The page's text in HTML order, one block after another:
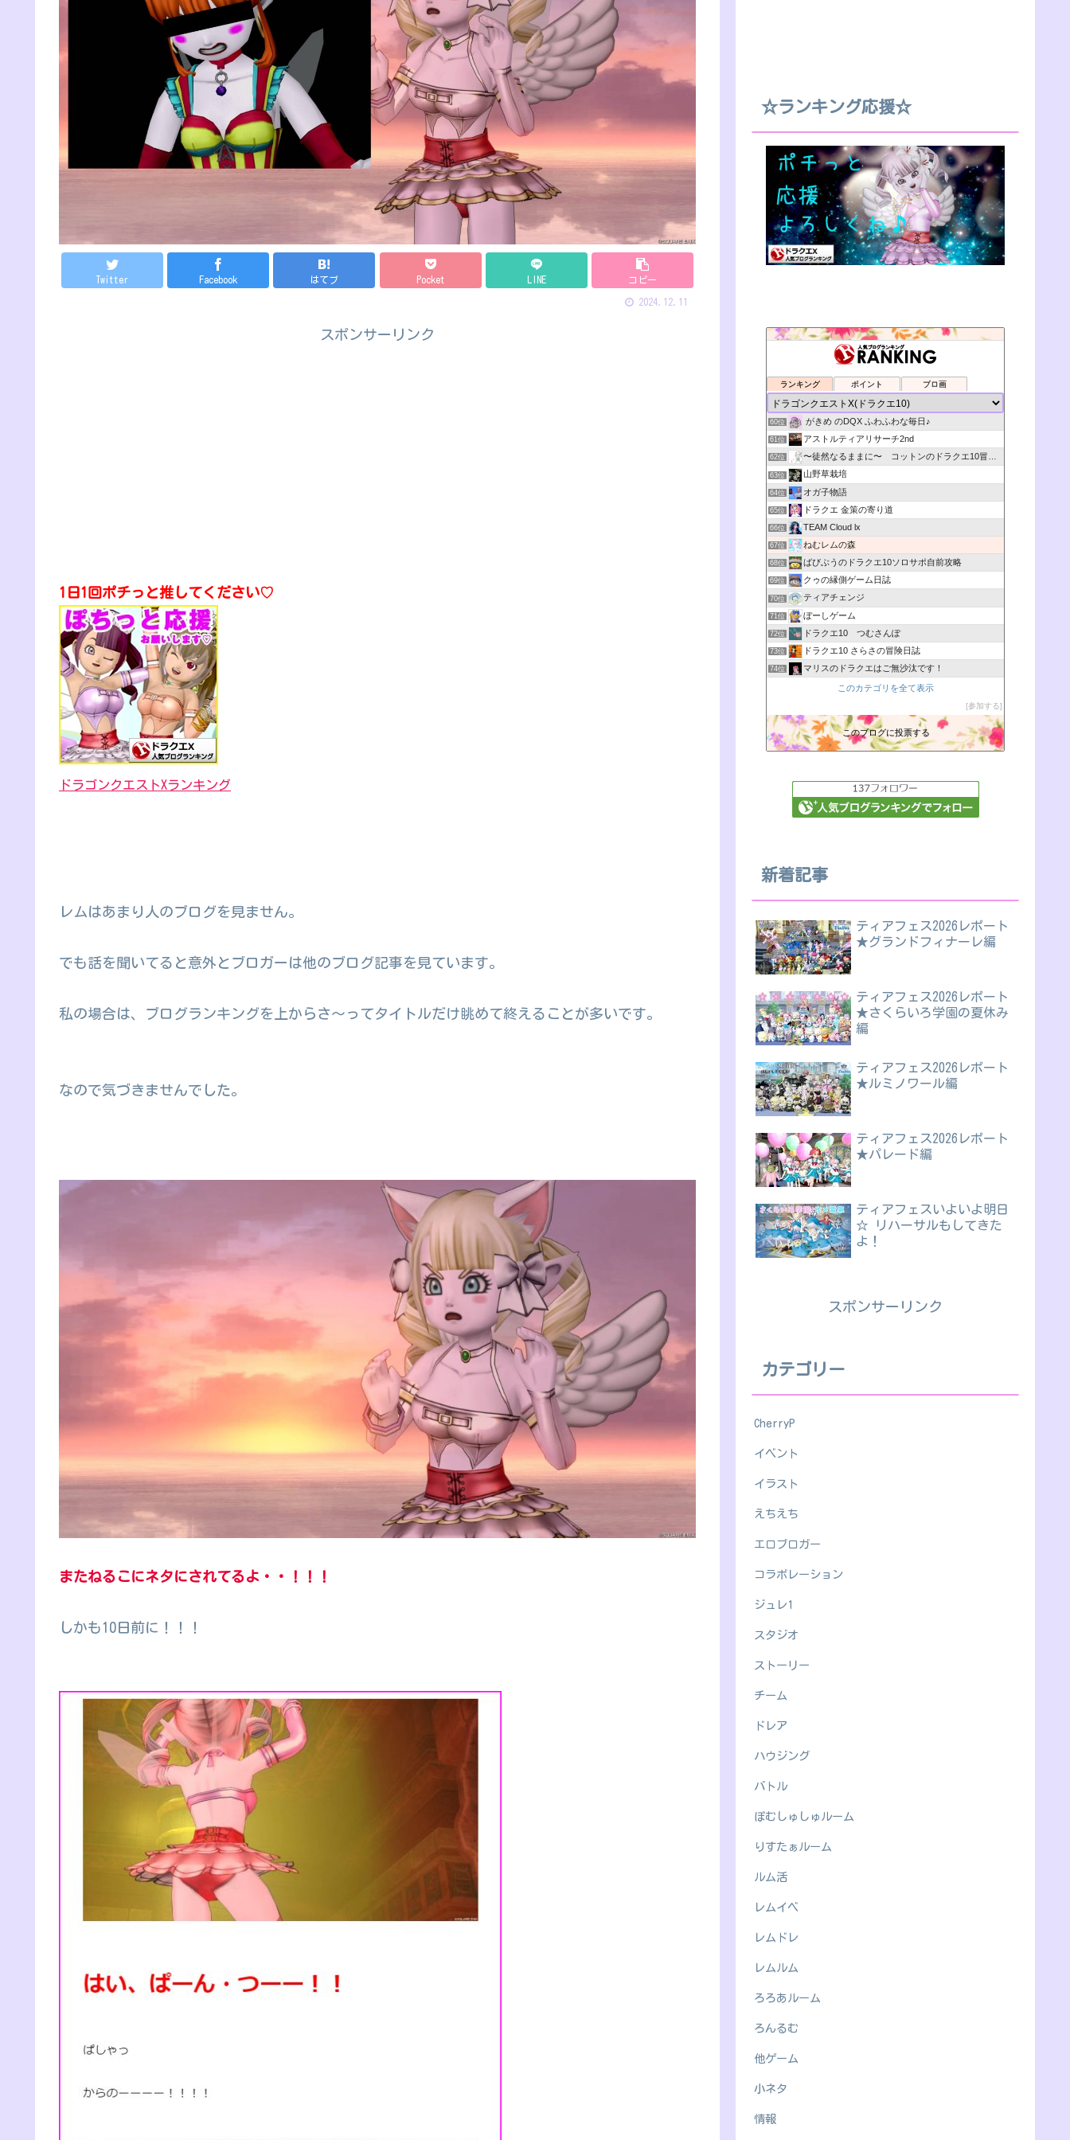
Twitter Facebook はてブ Pocket LINE コピー
2024.12.11
スポンサーリンク
1日1回ポチっと推してください♡
ドラゴンクエストXランキング
レムはあまり人のブログを見ません。
でも話を聞いてると意外とブロガーは他のブログ記事を見ています。
私の場合は、ブログランキングを上からさ～ってタイトルだけ眺めて終えることが多いです。
なので気づきませんでした。
またねるこにネタにされてるよ・・！！！
しかも10日前に！！！
☆ランキング応援☆
ランキング ポイント ブロ画
60位 がきめ のDQX ふわふわな毎日♪
61位 アストルティアリサーチ2nd
62位 〜徒然なるままに〜 コットンのドラクエ10冒険日記
63位 山野草栽培
64位 オガ子物語
65位 ドラクエ 金策の寄り道
66位 TEAM Cloud lx
67位 ねむレムの森
68位 ばびぶうのドラクエ10ソロサポ自前攻略
69位 クゥの縁側ゲーム日誌
70位 ティアチェンジ
71位 ぼーしゲーム
72位 ドラクエ10 つむさんぽ
73位 ドラクエ10 さらさの冒険日誌
74位 マリスのドラクエはご無沙汰です！
このカテゴリを全て表示
参加する
このブログに投票する
新着記事
ティアフェス2026レポート
★グランドフィナーレ編
ティアフェス2026レポート
★さくらいろ学園の夏休み
編
ティアフェス2026レポート
★ルミノワール編
ティアフェス2026レポート
★パレード編
ティアフェスいよいよ明日
☆ リハーサルもしてきた
よ！
スポンサーリンク
カテゴリー
CherryP
イベント
イラスト
えちえち
エロブロガー
コラボレーション
ジュレ1
スタジオ
ストーリー
チーム
ドレア
ハウジング
バトル
ぽむしゅしゅルーム
りすたぁルーム
ルム活
レムイベ
レムドレ
レムルム
ろろあルーム
ろんるむ
他ゲーム
小ネタ
情報